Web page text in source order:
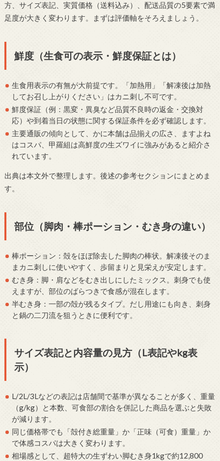
方、サイズ表記、実質価格（送料込み）、配送品質の5要素で満
足度が大きく変わります。まずは評価軸をそろえましょう。
鮮度（生食可の表示・鮮度保証とは）
生食用表示の有無が大前提です。「加熱用」「解凍後は加熱
してお召し上がりください」はカニ刺し不可です。
鮮度保証（例：黒変・異臭など品質不良時の返金・交換対
応）や到着当日の状態に関する保証条件を必ず確認します。
主要通販の傾向として、かに本舗は品揃えの広さ、ますよね
はコスパ、甲羅組は高鮮度の生ズワイに強みがあると紹介さ
れています。
出典は本文外で整理します。後述の参考セクションにまとめま
す。
部位（脚肉・棒ポーション・むき身の違い）
棒ポーション：殻をほぼ除去した脚肉の棒状。解凍後そのま
まカニ刺しに使いやすく、歩留まりと見栄えが安定します。
むき身：脚・肩などをむき出しにしたミックス。刺身でも使
えますが、部位のばらつきで食感が混在します。
半むき身：一部の殻が残るタイプ。だし用途にも向き、刺身
と鍋の二刀流を狙うときに便利です。
サイズ表記と内容量の見方（L表記やkg表
示）
L/2L/3Lなどの表記は店舗間で基準が異なることが多く、重量
（g/kg）と本数、可食部の割合を併記した商品を選ぶと失敗
が減ります。
同じ価格帯でも「殻付き総重量」か「正味（可食）重量」か
で体感コスパは大きく変わります。
相場感として、超特大の生ずわい脚むき身1kgで約12,800